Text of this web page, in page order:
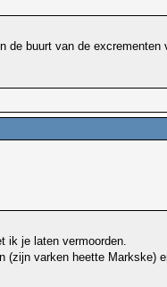
buurt van de
ik je laten vermoorden.
varken heette